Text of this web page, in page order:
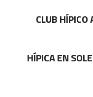
entreCLUB HÍPICO
HÍPICA EN